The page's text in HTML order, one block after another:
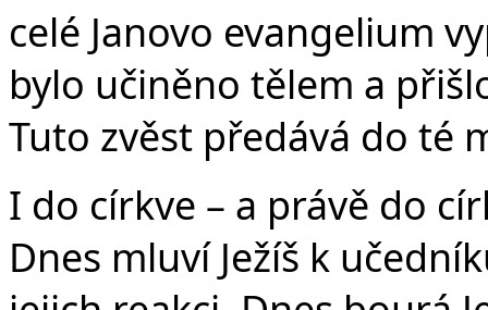
celé Janovo evangelium
bylo učiněno tělem a
Tuto zvěst předává do té
I do církve – a právě do
Dnes mluví Ježíš k